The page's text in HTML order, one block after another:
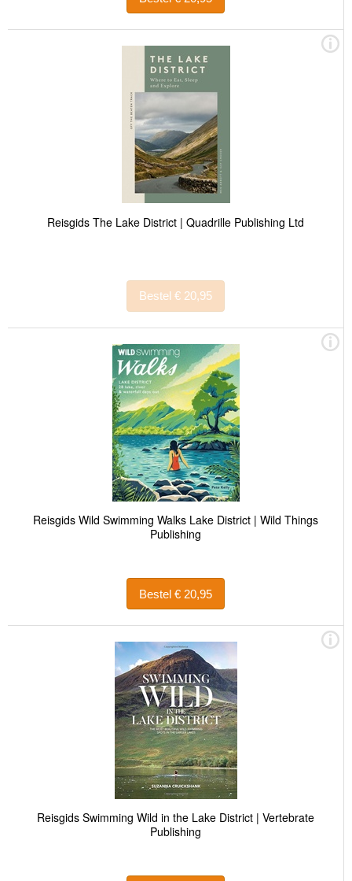
Reisgids The Lake District | Quadrille Publishing Ltd
Bestel € 20,95
Reisgids Wild Swimming Walks Lake District | Wild Things
Publishing
Bestel € 20,95
Reisgids Swimming Wild in the Lake District | Vertebrate
Publishing